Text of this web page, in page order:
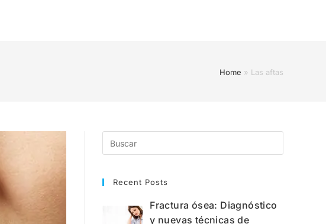
Home » Las aftas
Recent Posts
Fractura ósea: Diagnóstico
y nuevas técnicas de